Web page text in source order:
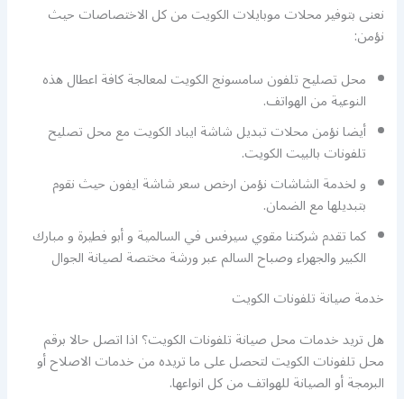
نعنى بتوفير محلات موبايلات الكويت من كل الاختصاصات حيث
نؤمن:
محل تصليح تلفون سامسونج الكويت لمعالجة كافة اعطال هذه
النوعية من الهواتف.
أيضا نؤمن محلات تبديل شاشة ايباد الكويت مع محل تصليح
تلفونات بالبيت الكويت.
و لخدمة الشاشات نؤمن ارخص سعر شاشة ايفون حيث نقوم
بتبديلها مع الضمان.
كما تقدم شركتنا مقوي سيرفس في السالمية و أبو فطيرة و مبارك
الكبير والجهراء وصباح السالم عبر ورشة مختصة لصيانة الجوال
خدمة صيانة تلفونات الكويت
هل تريد خدمات محل صيانة تلفونات الكويت؟ اذا اتصل حالا برقم
محل تلفونات الكويت لتحصل على ما تريده من خدمات الاصلاح أو
البرمجة أو الصيانة للهواتف من كل انواعها.